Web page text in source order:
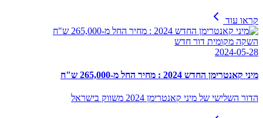
קראו עוד
השקה מקומית דור חדש
2024-05-28
מיני קאנטרימן החדש 2024 : מחיר החל מ-265,000 ש"ח
הדור השלישי של מיני קאנטרימן 2024 משווק בישראל